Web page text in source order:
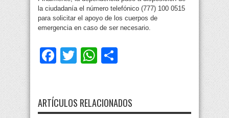
la ciudadanía el número telefónico (777) 100 0515
para solicitar el apoyo de los cuerpos de
emergencia en caso de ser necesario.
Facebook
TwitterWhatsApp
ARTÍCULOS RELACIONADOS